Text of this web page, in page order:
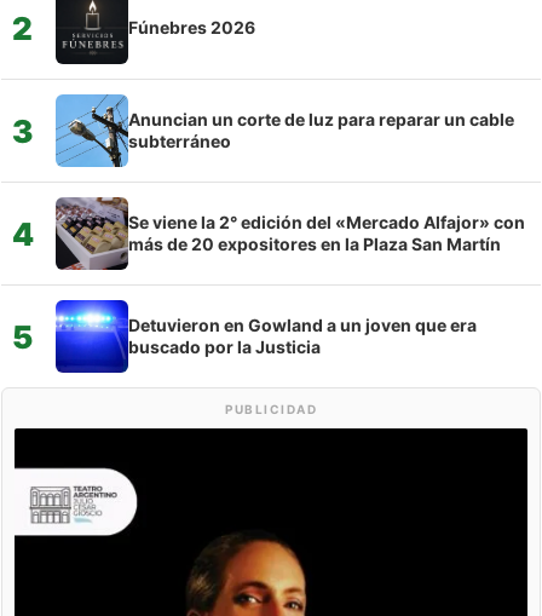
2 Fúnebres 2026
3
Anuncian un corte de luz para reparar un cable
subterráneo
4
Se viene la 2° edición del «Mercado Alfajor» con
más de 20 expositores en la Plaza San Martín
5
Detuvieron en Gowland a un joven que era
buscado por la Justicia
PUBLICIDAD